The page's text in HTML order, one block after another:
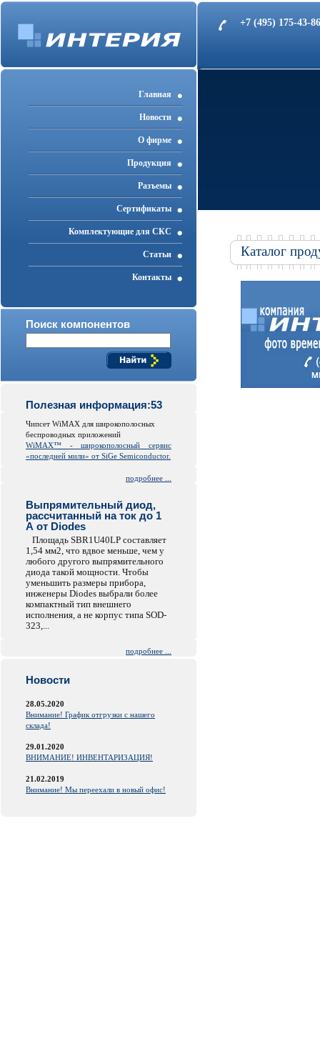
+7 (495) 175-43-
Главная
Новости
О фирме
Продукция
Разъемы
Cертификаты
Комплектующие для СКС
Статьи
Контакты
Поиск компонентов
Полезная информация:53
Чипсет WiMAX для широкополосных
беспроводных приложений
WiMAX™ - широкополосный сервис
«последней мили» от SiGe Semiconductor.
подробнее ...
Выпрямительный диод,
рассчитанный на ток до 1
А от Diodes
Площадь SBR1U40LP составляет
1,54 мм2, что вдвое меньше, чем у
любого другого выпрямительного
диода такой мощности. Чтобы
уменьшить размеры прибора,
инженеры Diodes выбрали более
компактный тип внешнего
исполнения, а не корпус типа SOD-
323,...
подробнее ...
Новости
28.05.2020
Внимание! График отгрузки с нашего
склада!
29.01.2020
ВНИМАНИЕ! ИНВЕНТАРИЗАЦИЯ!
21.02.2019
Внимание! Мы переехали в новый офис!
Каталог